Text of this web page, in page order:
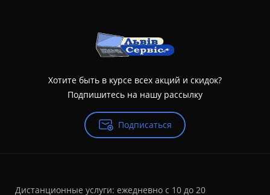
Хотите быть в курсе всех акций и скидок?
Подпишитесь на нашу рассылку
Подписаться
Дистанционные услуги: ежедневно с 10 до 20